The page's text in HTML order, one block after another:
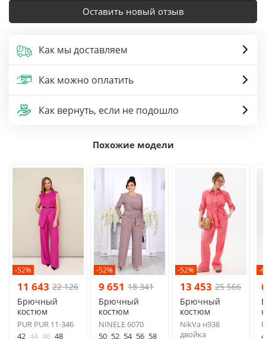
Оставить новый отзыв
Как мы доставляем
Как можно оплатить
Как вернуть, если не подошло
Похожие модели
-52%
11 643 22 126
Брючный
костюм
PUR PUR 11-346
42 44 46 48
-52%
9 651 18 341
Брючный
костюм
NINELE 6070
50 52 54 56 58
-52%
13 453 25 566
Брючный
костюм
NikVa н938
двойка
-